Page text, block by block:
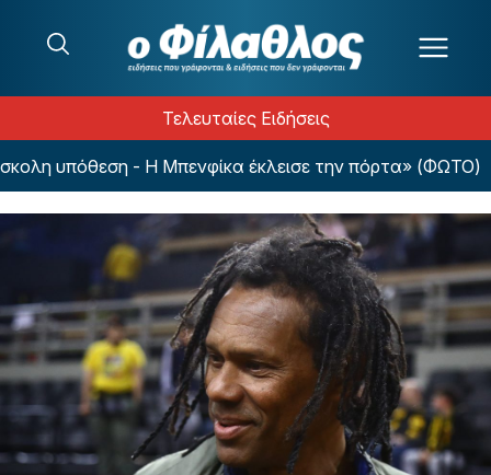
Τελευταίες Ειδήσεις
υπόθεση - Η Μπενφίκα έκλεισε την πόρτα» (ΦΩΤΟ)